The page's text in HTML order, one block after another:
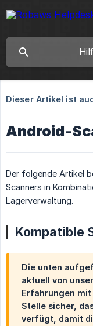
Dieser Artikel ist
Android-
Der folgende Artikel
Scanners in
Lagerverwaltung.
Kompatible
Die unten
aktuell von
Erfahrungen mit
Stelle sicher,
verfügt, damit